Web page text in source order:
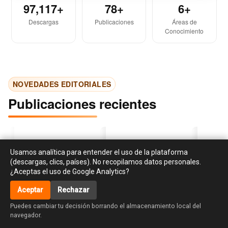
Usamos analítica para entender el uso de la plataforma
(descargas, clics, países). No recopilamos datos personales.
¿Aceptas el uso de Google Analytics?
Aceptar Rechazar
Puedes cambiar tu decisión borrando el almacenamiento local del
navegador.
97,117+
Descargas
78+
Publicaciones
6+
Áreas de
Conocimiento
NOVEDADES EDITORIALES
Publicaciones recientes
Investigación en
responsabilidad social y
sostenibilidad:
Libro de cocina para el
‹